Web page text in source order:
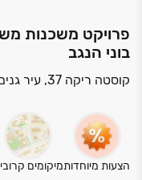
פרויקט משכנות
בוני הנגב
קוסטה ריקה 37, עיר גנים, ירושלים
הצעות מיוחדותמיקומים